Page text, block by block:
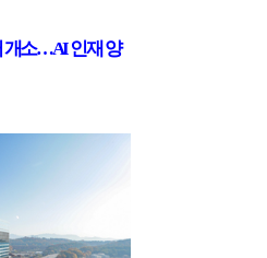
개소…AI인재 양